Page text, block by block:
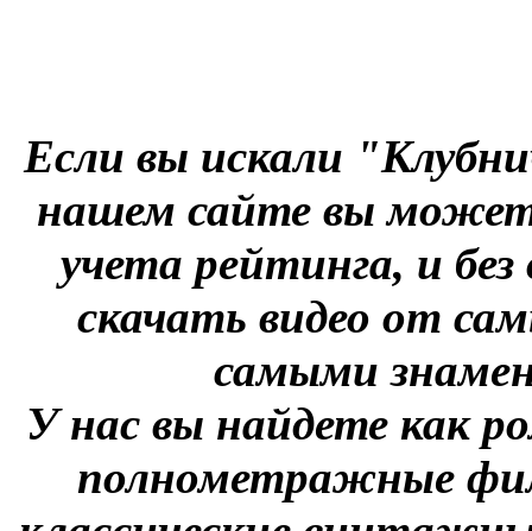
Если вы искали
нашем сайте вы
учета рейтинга, и
скачать видео от
самыми
У нас вы найдете как
полнометражные